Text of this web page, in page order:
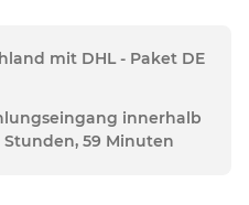
mit DHL - Paket DE
innerhalb
Stunden, 59 Minuten